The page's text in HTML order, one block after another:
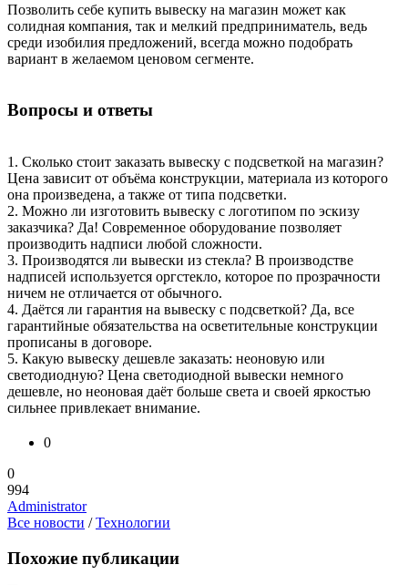
Позволить себе купить вывеску на магазин может как
солидная компания, так и мелкий предприниматель, ведь
среди изобилия предложений, всегда можно подобрать
вариант в желаемом ценовом сегменте.
Вопросы и ответы
1. Сколько стоит заказать вывеску с подсветкой на магазин?
Цена зависит от объёма конструкции, материала из которого
она произведена, а также от типа подсветки.
2. Можно ли изготовить вывеску с логотипом по эскизу
заказчика? Да! Современное оборудование позволяет
производить надписи любой сложности.
3. Производятся ли вывески из стекла? В производстве
надписей используется оргстекло, которое по прозрачности
ничем не отличается от обычного.
4. Даётся ли гарантия на вывеску с подсветкой? Да, все
гарантийные обязательства на осветительные конструкции
прописаны в договоре.
5. Какую вывеску дешевле заказать: неоновую или
светодиодную? Цена светодиодной вывески немного
дешевле, но неоновая даёт больше света и своей яркостью
сильнее привлекает внимание.
0
0
994
Administrator
Все новости /Технологии
Похожие публикации